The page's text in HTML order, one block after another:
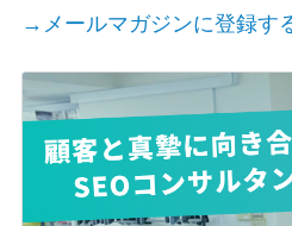
→メールマガジンに登録す